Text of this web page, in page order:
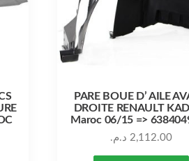
PARE BOUE D’ AILE
DROITE RENAULT
Maroc 06/15 =>
2,112.00 د.م.